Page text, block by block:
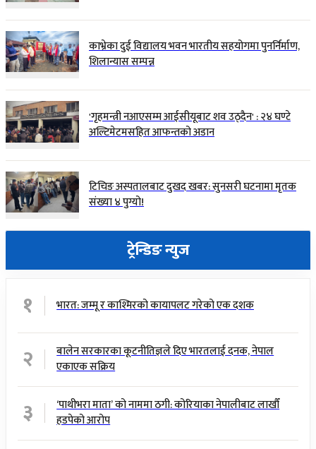
काभ्रेका दुई विद्यालय भवन भारतीय सहयोगमा पुनर्निर्माण,
शिलान्यास सम्पन्न
'गृहमन्त्री नआएसम्म आईसीयूबाट शव उठ्दैन' : २४ घण्टे
अल्टिमेटमसहित आफन्तको अडान
टिचिङ अस्पतालबाट दुखद खबर: सुनसरी घटनामा मृतक
संख्या ४ पुग्यो!
ट्रेन्डिङ न्युज
१ भारत: जम्मू र काश्मिरको कायापलट गरेको एक दशक
२
बालेन सरकारका कूटनीतिज्ञले दिए भारतलाई दनक, नेपाल
एकाएक सक्रिय
३
‘पाथीभरा माता’ को नाममा ठगी: कोरियाका नेपालीबाट लाखौँ
हडपेको आरोप